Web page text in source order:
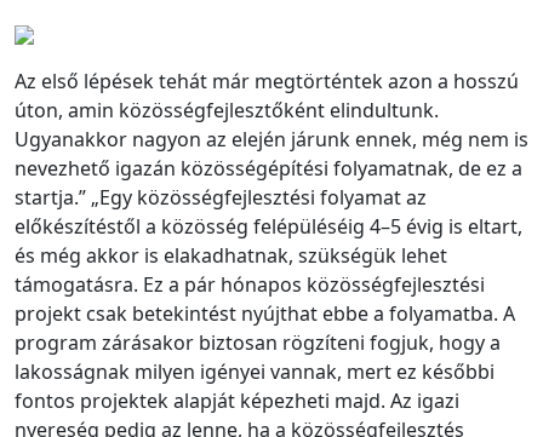
Az első lépések tehát már megtörténtek azon a hosszú
úton, amin közösségfejlesztőként elindultunk.
Ugyanakkor nagyon az elején járunk ennek, még nem is
nevezhető igazán közösségépítési folyamatnak, de ez a
startja.” „Egy közösségfejlesztési folyamat az
előkészítéstől a közösség felépüléséig 4–5 évig is eltart,
és még akkor is elakadhatnak, szükségük lehet
támogatásra. Ez a pár hónapos közösségfejlesztési
projekt csak betekintést nyújthat ebbe a folyamatba. A
program zárásakor biztosan rögzíteni fogjuk, hogy a
lakosságnak milyen igényei vannak, mert ez későbbi
fontos projektek alapját képezheti majd. Az igazi
nyereség pedig az lenne, ha a közösségfejlesztés